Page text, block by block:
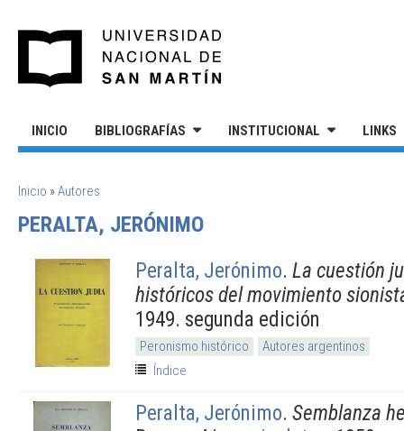
INICIO BIBLIOGRAFÍAS INSTITUCIONAL LINKS
SE ENCUENTRA USTED AQUÍ
Inicio »Autores
PERALTA, JERÓNIMO
Peralta, Jerónimo. La cuestión
históricos del movimiento
1949. segunda edición
Peronismo histórico
Autores argentinos
Índice
Peralta, Jerónimo. Semblanza